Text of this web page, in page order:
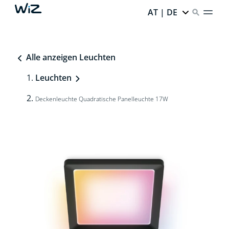
AT | DE
Alle anzeigen Leuchten
Leuchten
Deckenleuchte Quadratische Panelleuchte 17W